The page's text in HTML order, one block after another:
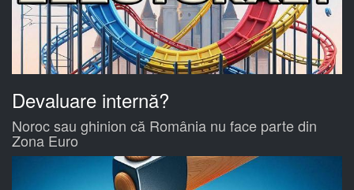
Devaluare internă?
Noroc sau ghinion că România nu face parte din
Zona Euro